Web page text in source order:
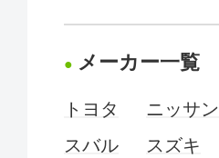
メーカー一覧
トヨタ ニッサン
スバル
スズキ